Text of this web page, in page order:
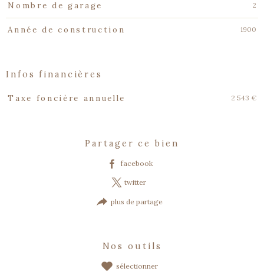
Nombre de garage 2
Année de construction 1900
infos financières
Caractéristiques Valeurs
Taxe foncière annuelle 2 543 €
partager ce bien
facebook
twitter
plus de partage
nos outils
sélectionner